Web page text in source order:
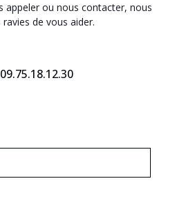
appeler ou nous contacter, nous
ravies de vous aider.
09.75.18.12.30